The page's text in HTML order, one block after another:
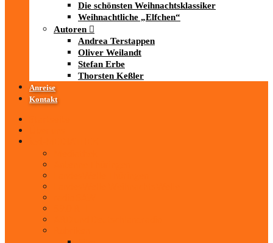
Die schönsten Weihnachtsklassiker
Weihnachtliche „Elfchen“
Autoren
Andrea Terstappen
Oliver Weilandt
Stefan Erbe
Thorsten Keßler
Anreise
Kontakt